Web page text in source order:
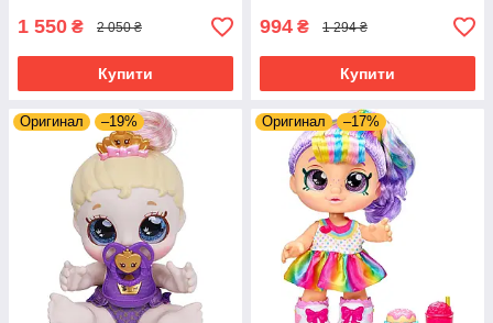
1 550 ₴ 2 050 ₴
Купити
994 ₴ 1 294 ₴
Купити
Оригинал –19% Оригинал –17%